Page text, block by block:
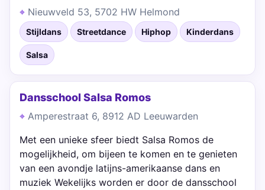
Nieuwveld 53, 5702 HW Helmond
Stijldans Streetdance Hiphop Kinderdans
Salsa
Dansschool Salsa Romos
Amperestraat 6, 8912 AD Leeuwarden
Met een unieke sfeer biedt Salsa Romos de
mogelijkheid, om bijeen te komen en te genieten
van een avondje latijns-amerikaanse dans en
muziek Wekelijks worden er door de dansschool